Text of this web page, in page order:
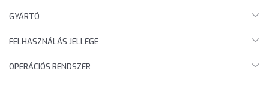
GYÁRTÓ
FELHASZNÁLÁS JELLEGE
OPERÁCIÓS RENDSZER